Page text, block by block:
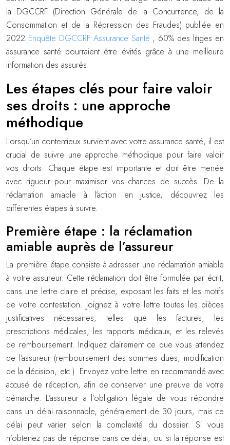
la DGCCRF (Direction Générale de la Concurrence, de la
Consommation et de la Répression des Fraudes) publiée en
2022 Enquête DGCCRF Assurance Santé , 60% des litiges en
assurance santé pourraient être évités grâce à une meilleure
information des assurés.
Les étapes clés pour faire valoir
ses droits : une approche
méthodique
Lorsqu’un contentieux survient avec votre assurance santé, il est
crucial de suivre une approche méthodique pour faire valoir
vos droits. Chaque étape est importante et doit être menée
avec rigueur pour maximiser vos chances de succès. De la
réclamation amiable à l’action en justice, découvrez les
différentes étapes à suivre.
Première étape : la réclamation
amiable auprès de l’assureur
La première étape consiste à adresser une réclamation amiable
à votre assureur. Cette réclamation doit être formulée par écrit,
dans une lettre claire et précise, exposant les faits et les motifs
de votre contestation. Joignez à votre lettre toutes les pièces
justificatives nécessaires, telles que les factures, les
prescriptions médicales, les rapports médicaux, et les relevés
de remboursement. Indiquez clairement ce que vous attendez
de l’assureur (remboursement des sommes dues, modification
de la décision, etc.). Envoyez votre lettre en recommandé avec
accusé de réception, afin de conserver une preuve de votre
démarche. L’assureur a l’obligation légale de vous répondre
dans un délai raisonnable, généralement de 30 jours, mais ce
délai peut varier selon la complexité du dossier. Si vous
n’obtenez pas de réponse dans ce délai, ou si la réponse est